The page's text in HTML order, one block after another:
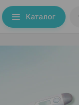
Каталог